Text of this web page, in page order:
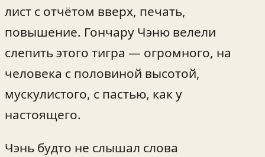
лист с отчётом вверх, печать,
повышение. Гончару Чэню велели
слепить этого тигра — огромного, на
человека с половиной высотой,
мускулистого, с пастью, как у
настоящего.
Чэнь будто не слышал слова